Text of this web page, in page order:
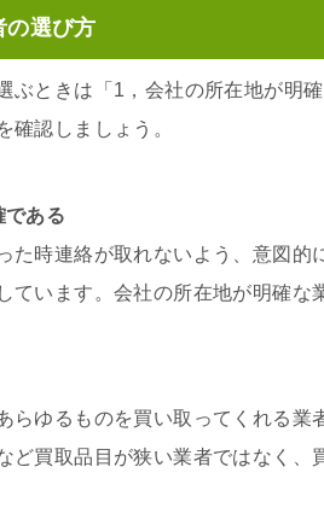
の選び方
ぶときは「1，会社の所在地が明
確認しましょう。
である
た時連絡が取れないよう、意図
ています。会社の所在地が明確な
らゆるものを買い取ってくれる
ど買取品目が狭い業者ではなく、